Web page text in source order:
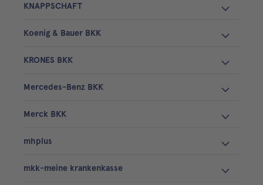
KNAPPSCHAFT
Koenig & Bauer BKK
KRONES BKK
Mercedes-Benz BKK
Merck BKK
mhplus
mkk-meine krankenkasse